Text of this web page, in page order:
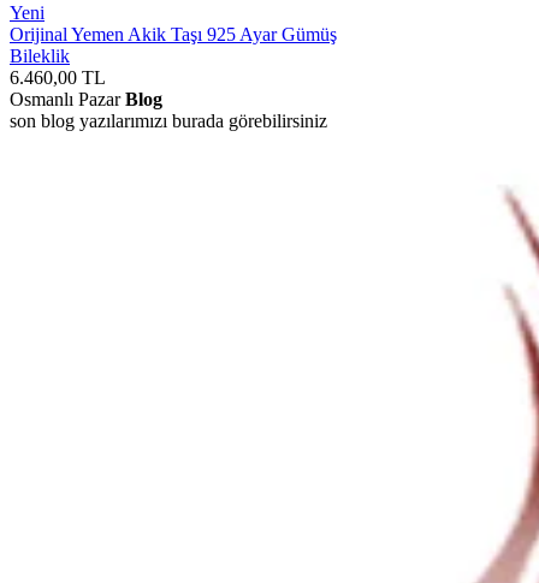
Yeni
Orijinal Yemen Akik Taşı 925 Ayar Gümüş
Bileklik
6.460,00 TL
Osmanlı PazarBlog
son blog yazılarımızı burada görebilirsiniz